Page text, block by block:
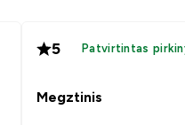
5 Patvirtintas
Megztinis